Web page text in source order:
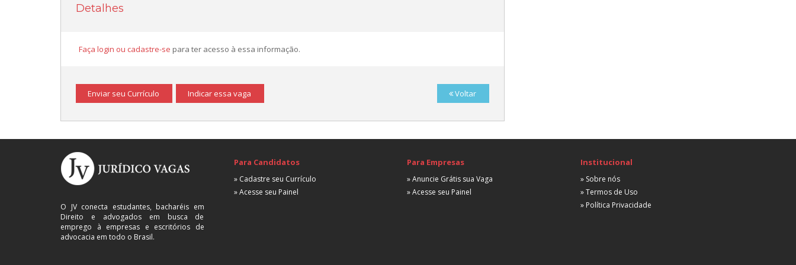
Detalhes
Faça login ou cadastre-se para ter acesso à essa informação.
Enviar seu Currículo Indicar essa vaga Voltar
São Paulo, SP
A partir de R$ 5.000,00
Gerente Contencioso
O JV conecta estudantes, bacharéis em
Direito e advogados em busca de
emprego à empresas e escritórios de
advocacia em todo o Brasil.
Para Candidatos
» Cadastre seu Currículo
» Acesse seu Painel
Para Empresas
» Anuncie Grátis sua Vaga
» Acesse seu Painel
Institucional
» Sobre nós
» Termos de Uso
» Política Privacidade